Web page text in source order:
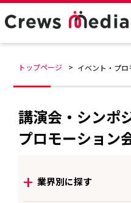
トップページ イベント・プ
講演会・シンポ
プロモーション
+ 業界別に探す